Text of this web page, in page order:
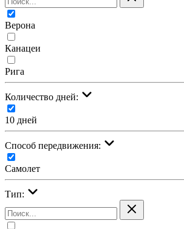
Верона
Канацеи
Рига
Количество дней:
10 дней
Cпособ передвижения:
Самолет
Тип: